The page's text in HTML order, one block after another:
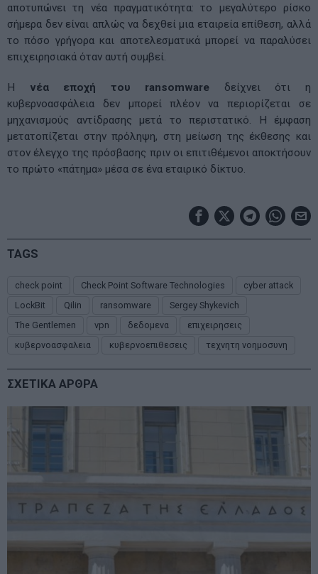
αποτυπώνει τη νέα πραγματικότητα: το μεγαλύτερο ρίσκο
σήμερα δεν είναι απλώς να δεχθεί μια εταιρεία επίθεση, αλλά
το πόσο γρήγορα και αποτελεσματικά μπορεί να παραλύσει
επιχειρησιακά όταν αυτή συμβεί.
Η νέα εποχή του ransomware δείχνει ότι η
κυβερνοασφάλεια δεν μπορεί πλέον να περιορίζεται σε
μηχανισμούς αντίδρασης μετά το περιστατικό. Η έμφαση
μετατοπίζεται στην πρόληψη, στη μείωση της έκθεσης και
στον έλεγχο της πρόσβασης πριν οι επιτιθέμενοι αποκτήσουν
το πρώτο «πάτημα» μέσα σε ένα εταιρικό δίκτυο.
TAGS
check point Check Point Software Technologies
cyber attack
LockBit
Qilin ransomware
Sergey Shykevich
The Gentlemen
vpn δεδομενα
επιχειρησεις
κυβερνοασφαλεια
κυβερνοεπιθεσεις τεχνητη νοημοσυνη
ΣΧΕΤΙΚΑ ΑΡΘΡΑ